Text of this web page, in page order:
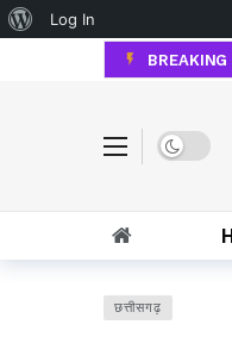
About WordPress
Log In
BREAKING
Dark
छत्तीसगढ़